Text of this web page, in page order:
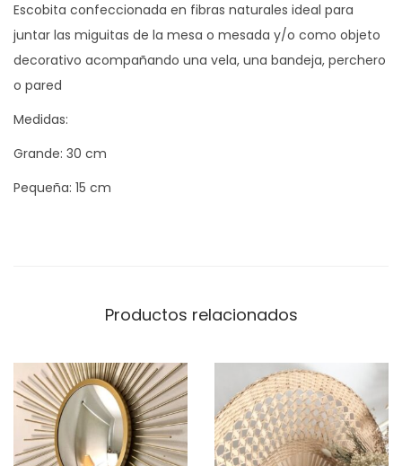
c
a
n
t
i
d
Escobita confeccionada en fibras naturales ideal para
juntar las miguitas de la mesa o mesada y/o como objeto
decorativo acompañando una vela, una bandeja, perchero
o pared
Medidas:
Grande: 30 cm
Pequeña: 15 cm
Productos relacionados